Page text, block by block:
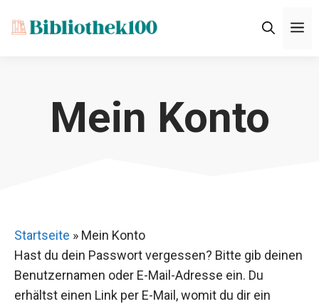
Inhalt
Mein Konto
Startseite » Mein Konto
Hast du dein Passwort vergessen? Bitte gib deinen
Benutzernamen oder E-Mail-Adresse ein. Du
erhältst einen Link per E-Mail, womit du dir ein